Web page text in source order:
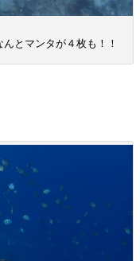
とマンタが４枚も！！